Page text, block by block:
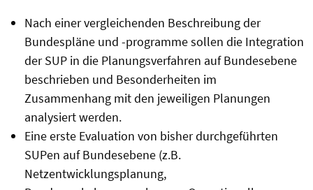
Nach einer vergleichenden Beschreibung der
Bundespläne und -programme sollen die Integration
der SUP in die Planungsverfahren auf Bundesebene
beschrieben und Besonderheiten im
Zusammenhang mit den jeweiligen Planungen
analysiert werden.
Eine erste Evaluation von bisher durchgeführten
SUPen auf Bundesebene (z.B.
Netzentwicklungsplanung,